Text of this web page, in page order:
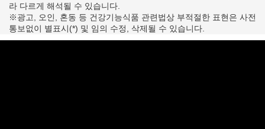
라 다르게 해석될 수 있습니다.
※광고, 오인, 혼동 등 건강기능식품 관련법상 부적절한 표현은 사전
통보없이 별표시(*) 및 임의 수정, 삭제될 수 있습니다.